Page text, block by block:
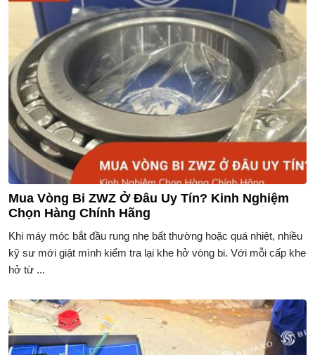
Mua Vòng Bi ZWZ Ở Đâu Uy Tín? Kinh Nghiệm
Chọn Hàng Chính Hãng
Khi máy móc bắt đầu rung nhẹ bất thường hoặc quá nhiệt, nhiều
kỹ sư mới giật mình kiểm tra lại khe hở vòng bi. Với mỗi cấp khe
hở từ ...